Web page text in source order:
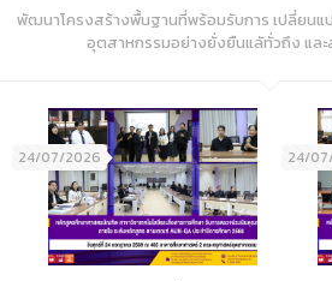
พัฒนาโครงสร้างพื้นฐานที่พร้อมรับการ เปลี่ยนแ
อุตสาหกรรมอย่างยั่งยืนแลัทั่วถึง แล
24/07/2026 24/